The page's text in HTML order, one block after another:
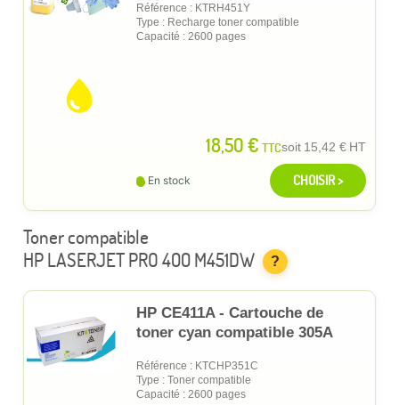
Référence : KTRH451Y
Type : Recharge toner compatible
Capacité : 2600 pages
18,50 € TTCsoit 15,42 € HT
En stock CHOISIR >
Toner compatible
HP LASERJET PRO 400 M451DW
?
HP CE411A - Cartouche de
toner cyan compatible 305A
Référence : KTCHP351C
Type : Toner compatible
Capacité : 2600 pages